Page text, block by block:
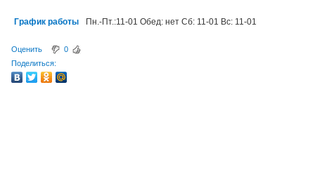
График работы Пн.-Пт.:11-01 Обед: нет Сб: 11-01 Вс: 11-01
Оценить
0
Поделиться: